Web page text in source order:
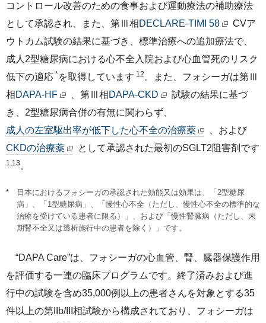
コントロール改善のための食事および運動療法の補助療法
として承認され、また、第Ⅲ相DECLARE-TIMI 58
CVア
ウトカム試験の結果に基づき、標準治療への追加療法で、
成人2型糖尿病における心不全入院および心血管死のリスク
低下の適応 *を取得しています 12 。また、フォシーガは第Ⅲ
相DAPA-HF 、第Ⅲ相DAPA-CKD
試験の結果に基づ
き、2型糖尿病合併の有無に関わらず、
成人の左室駆出率が低下した心不全の治療薬
、および
CKDの治療薬
として承認された最初のSGLT2阻害剤です
1,13 。
日本におけるフォシーガの承認された効能又は効果は、「2型糖尿
病」、「1型糖尿病」、「慢性心不全（ただし、慢性心不全の標準的な
治療を受けている患者に限る）」、および「慢性腎臓病（ただし、末
期腎不全又は透析施行中の患者を除く）」です。
“DAPA Care”は、フォシーガの心血管、腎、臓器保護作用
を評価する一連の臨床プログラムです。終了済みおよび進
行中の試験を含め35,000例以上の患者さんを対象とする35
件以上の第IIb/III相試験から構成されており、フォシーガは